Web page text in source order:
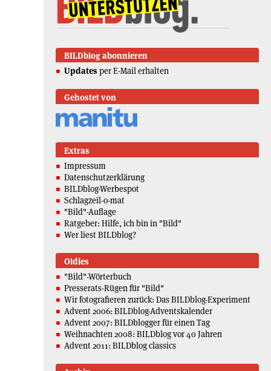
BILDblog abonnieren
Updates per E-Mail erhalten
Gehostet von
Extras
Impressum
Datenschutzerklärung
BILDblog-Werbespot
Schlagzeil-o-mat
"Bild"-Auflage
Ratgeber: Hilfe, ich bin in "Bild"
Wer liest BILDblog?
Oldies
"Bild"-Wörterbuch
Presserats-Rügen für "Bild"
Wir fotografieren zurück: Das BILDblog-Experiment
Advent 2006: BILDblog-Adventskalender
Advent 2007: BILDblogger für einen Tag
Weihnachten 2008: BILDblog vor 40 Jahren
Advent 2011: BILDblog classics